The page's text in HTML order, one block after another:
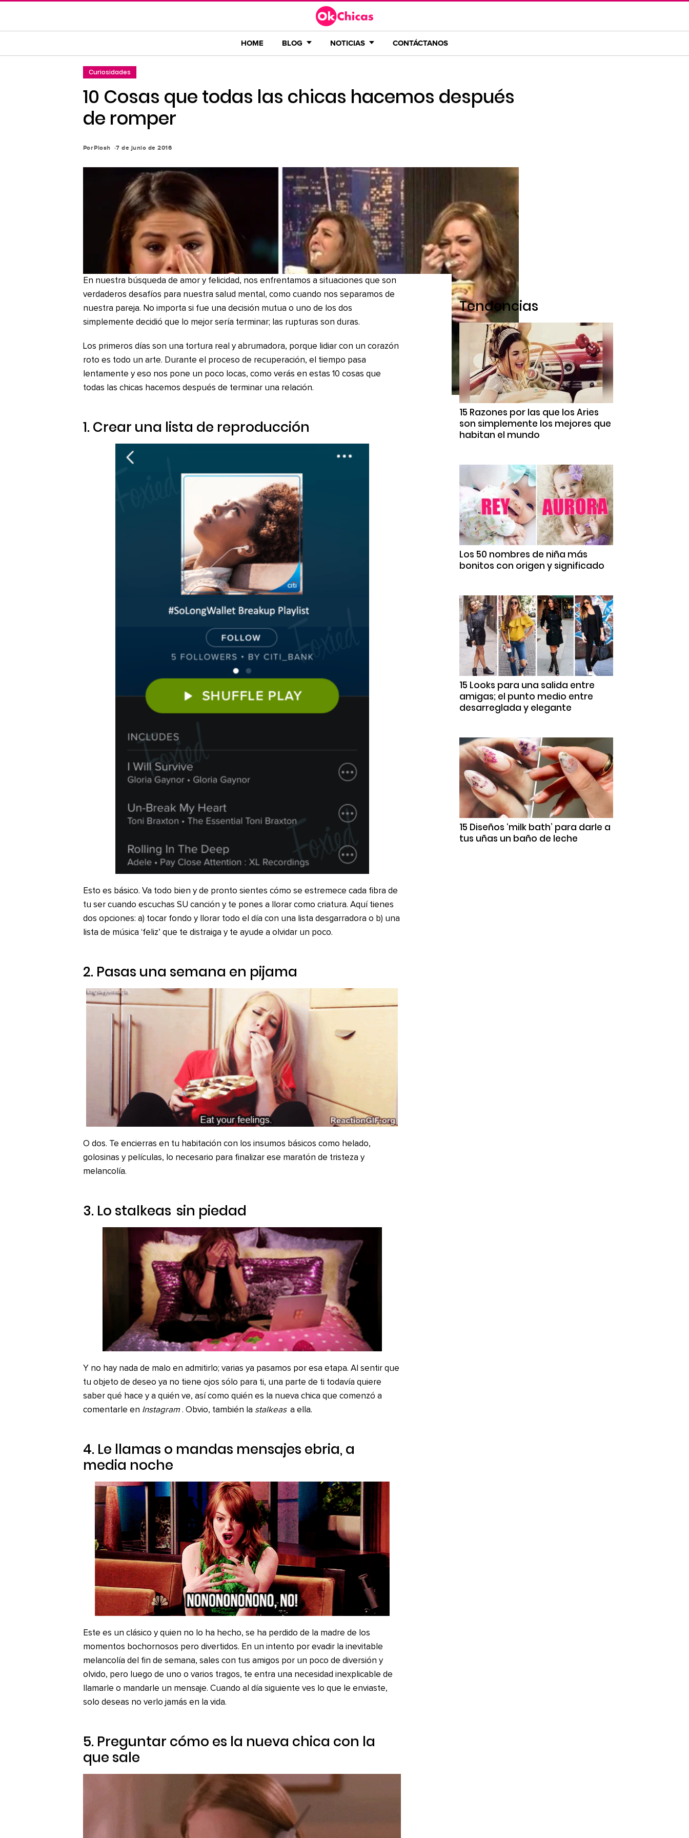
contenido
HOME BLOG NOTICIAS CONTÁCTANOS
Curiosidades
10 Cosas que todas las chicas hacemos después
de romper
PorPiosh 7 de junio de 2016
En nuestra búsqueda de amor y felicidad, nos enfrentamos a situaciones que son
verdaderos desafíos para nuestra salud mental, como cuando nos separamos de
nuestra pareja. No importa si fue una decisión mutua o uno de los dos
simplemente decidió que lo mejor sería terminar; las rupturas son duras.
Los primeros días son una tortura real y abrumadora, porque lidiar con un corazón
roto es todo un arte. Durante el proceso de recuperación, el tiempo pasa
lentamente y eso nos pone un poco locas, como verás en estas 10 cosas que
todas las chicas hacemos después de terminar una relación.
1. Crear una lista de reproducción
Esto es básico. Va todo bien y de pronto sientes cómo se estremece cada fibra de
tu ser cuando escuchas SU canción y te pones a llorar como criatura. Aquí tienes
dos opciones: a) tocar fondo y llorar todo el día con una lista desgarradora o b) una
lista de música ‘feliz’ que te distraiga y te ayude a olvidar un poco.
2. Pasas una semana en pijama
O dos. Te encierras en tu habitación con los insumos básicos como helado,
golosinas y películas, lo necesario para finalizar ese maratón de tristeza y
melancolía.
3. Lo stalkeas sin piedad
Y no hay nada de malo en admitirlo; varias ya pasamos por esa etapa. Al sentir que
tu objeto de deseo ya no tiene ojos sólo para ti, una parte de ti todavía quiere
saber qué hace y a quién ve, así como quién es la nueva chica que comenzó a
comentarle en Instagram . Obvio, también la stalkeas a ella.
4. Le llamas o mandas mensajes ebria, a
media noche
Este es un clásico y quien no lo ha hecho, se ha perdido de la madre de los
momentos bochornosos pero divertidos. En un intento por evadir la inevitable
melancolía del fin de semana, sales con tus amigos por un poco de diversión y
olvido, pero luego de uno o varios tragos, te entra una necesidad inexplicable de
llamarle o mandarle un mensaje. Cuando al día siguiente ves lo que le enviaste,
solo deseas no verlo jamás en la vida.
5. Preguntar cómo es la nueva chica con la
que sale
Tendencias
15 Razones por las que los Aries
son simplemente los mejores que
habitan el mundo
Los 50 nombres de niña más
bonitos con origen y significado
15 Looks para una salida entre
amigas; el punto medio entre
desarreglada y elegante
15 Diseños ‘milk bath’ para darle a
tus uñas un baño de leche